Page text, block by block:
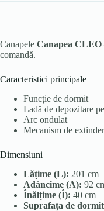
Canapele Canapea CLEO
comandă.
Caracteristici principale
Funcție de dormit
Ladă de depozitare
Arc ondulat
Mecanism de
Dimensiuni
Lățime (L): 201 cm
Adâncime (A): 92
Înălțime (Î): 40 cm
Suprafața de